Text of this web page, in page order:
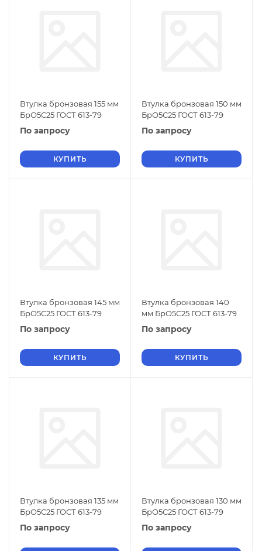
Втулка бронзовая 155 мм
БрО5С25 ГОСТ 613-79
По запросу
КУПИТЬ
Втулка бронзовая 150 мм
БрО5С25 ГОСТ 613-79
По запросу
КУПИТЬ
Втулка бронзовая 145 мм
БрО5С25 ГОСТ 613-79
По запросу
КУПИТЬ
Втулка бронзовая 140
мм БрО5С25 ГОСТ 613-79
По запросу
КУПИТЬ
Втулка бронзовая 135 мм
БрО5С25 ГОСТ 613-79
По запросу
Втулка бронзовая 130 мм
БрО5С25 ГОСТ 613-79
По запросу